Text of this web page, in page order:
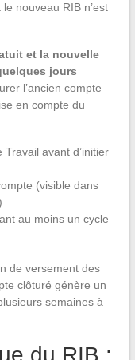
nouveau RIB n’est
et la nouvelle
jours
l’ancien compte
en compte du
avant d’initier
(visible dans
au moins un cycle
de versement des
clôturé génère un
semaines à
du RIB :